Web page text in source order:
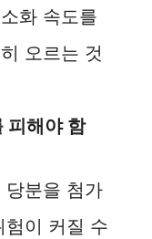
화 속도를
오르는 것
피해야 함
당분을 첨가
이 커질 수